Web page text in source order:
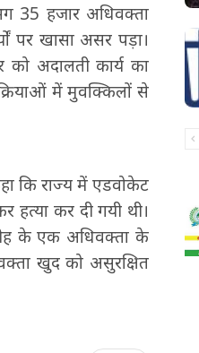
35 हजार अधिवक्ता
पर खासा असर पड़ा।
अदालती कार्य का
में मुवक्किलों से
कि राज्य में एडवोकेट
कर दी गयी थी।
के एक अधिवक्ता के
खुद को असुरक्षित